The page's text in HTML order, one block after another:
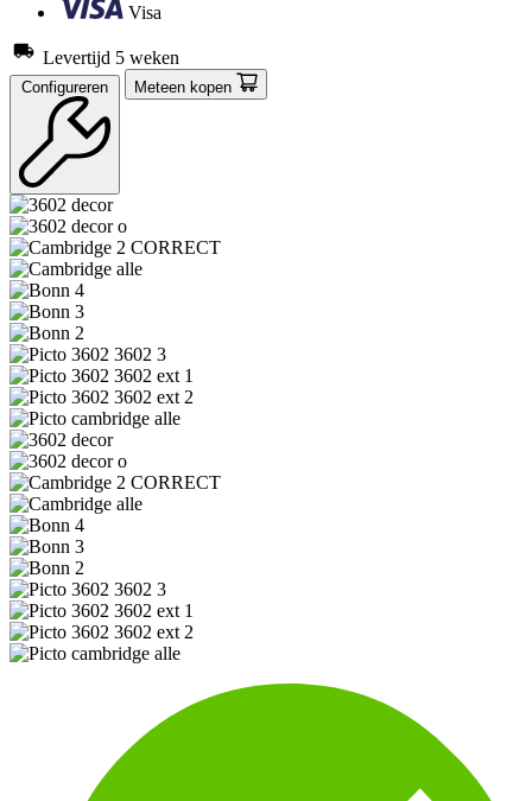
Visa
Levertijd 5 weken
Configureren Meteen kopen